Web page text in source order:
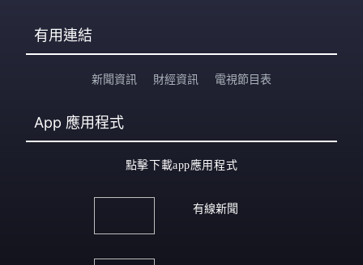
有用連結
新聞資訊 財經資訊 電視節目表
App 應用程式
點擊下載app應用程式
有線新聞